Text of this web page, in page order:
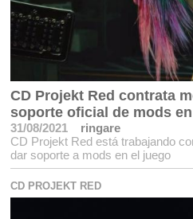
CD Projekt Red contrata
soporte oficial de mods
31/08/2021
ringare
CD Projekt Red está trabajando
dar soporte a mods en el juego
CD PROJEKT RED